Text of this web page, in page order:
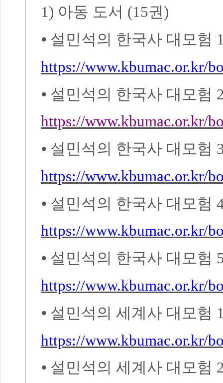
1) 아동 도서 (15권)
⦁ 설민석의 한국사 대모험
https://www.kbumac.or.kr/
⦁ 설민석의 한국사 대모험
https://www.kbumac.or.kr/
⦁ 설민석의 한국사 대모험
https://www.kbumac.or.kr/
⦁ 설민석의 한국사 대모험
https://www.kbumac.or.kr/
⦁ 설민석의 한국사 대모험
https://www.kbumac.or.kr/
⦁ 설민석의 세계사 대모험
https://www.kbumac.or.kr/
⦁ 설민석의 세계사 대모험